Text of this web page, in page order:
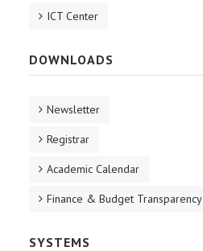
ICT Center
DOWNLOADS
Newsletter
Registrar
Academic Calendar
Finance & Budget Transparency
SYSTEMS